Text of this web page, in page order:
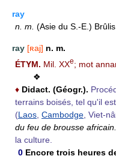
ray
n. m. (Asie du S.-E.)
ray [ʀaj] n. m.
ÉTYM. Mil. XXe; mot
❖
♦ Didact. (Géogr.).
terrains boisés, tel qu'il
(Laos Cambodge , Viet-
du feu de brousse africain.
la culture.
0 Encore trois heures